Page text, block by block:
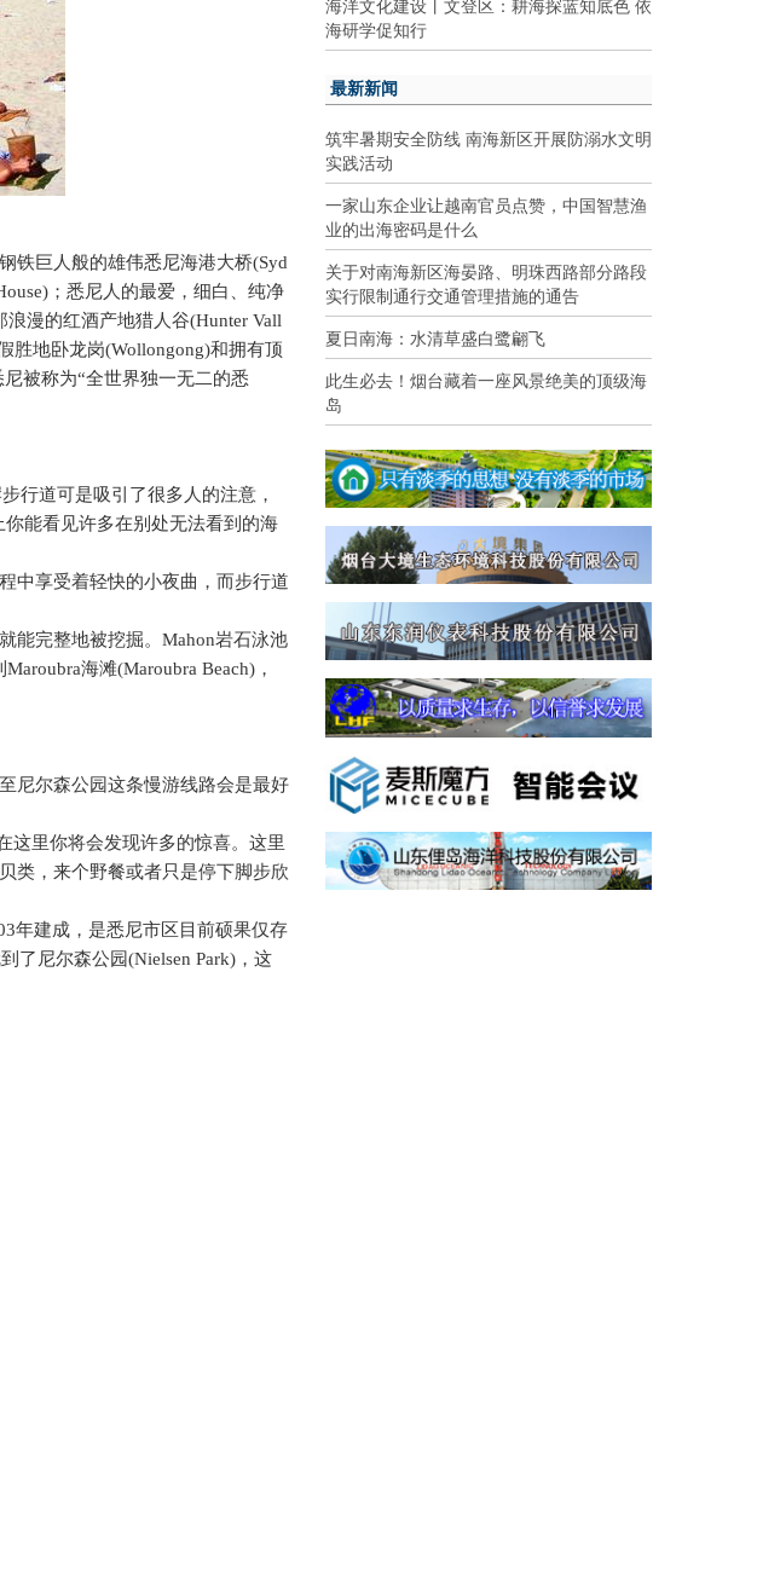
铁巨人般的雄伟悉尼海港大桥(Syd
；悉尼人的最爱，细白、纯净
浪漫的红酒产地猎人谷(Hunter Vall
胜地卧龙岗(Wollongong)和拥有顶
被称为“全世界独一无二的悉
行道可是吸引了很多人的注意，
能看见许多在别处无法看到的海
中享受着轻快的小夜曲，而步行道
能完整地被挖掘。 Mahon岩石泳池
Maroubra海滩(Maroubra Beach) ，
尼尔森公园这条慢游线路会是最好
这里你将会发现许多的惊喜。这里
类，来个野餐或者只是停下脚步欣
年建成，是悉尼市区目前硕果仅存
了尼尔森公园(Nielsen Park) ，这
海研学促知行
最新新闻
筑牢暑期安全防线 南海新区开展防溺水文明
实践活动
一家山东企业让越南官员点赞，中国智慧渔
业的出海密码是什么
关于对南海新区海晏路、明珠西路部分路段
实行限制通行交通管理措施的通告
夏日南海：水清草盛白鹭翩飞
此生必去！烟台藏着一座风景绝美的顶级海
岛